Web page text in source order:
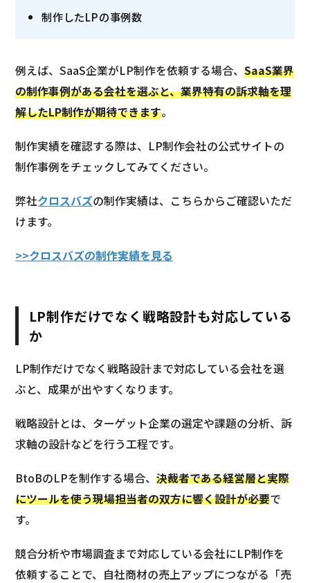
制作したLPの事例数
例えば、SaaS企業がLP制作を依頼する場合、SaaS業界
の制作事例がある会社を選ぶと、業界特有の訴求軸を理
解したLP制作が期待できます。
制作実績を確認する際は、LP制作会社の公式サイトの
制作事例をチェックしてみてください。
弊社クロスバズの制作実績は、こちらからご確認いただ
けます。
>>クロスバズの制作実績を見る
LP制作だけでなく戦略設計も対応している
か
LP制作だけでなく戦略設計まで対応している会社を選
ぶと、成果が出やすくなります。
戦略設計とは、ターゲット企業の選定や課題の分析、訴
求軸の設計などを行う工程です。
BtoBのLPを制作する場合、決裁者である経営層と実際
にツールを使う現場担当者の双方に響く設計が必要で
す。
競合分析や市場調査まで対応している会社にLP制作を
依頼することで、自社商材の売上アップにつながる「売